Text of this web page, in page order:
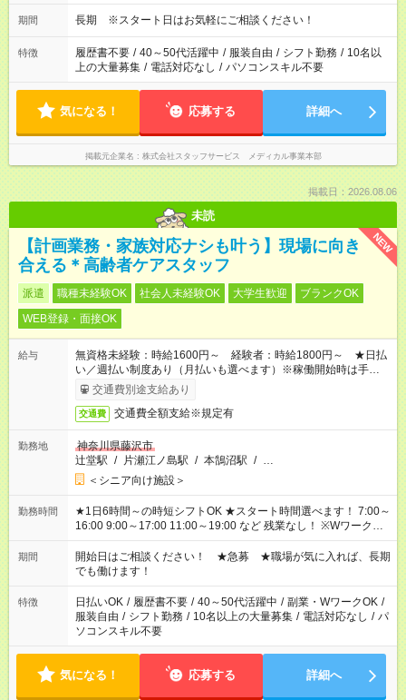
期間 長期 ※スタート日はお気軽にご相談ください！
特徴 履歴書不要 / 40～50代活躍中 / 服装自由 / シフト勤務 / 10名以
上の大量募集 / 電話対応なし / パソコンスキル不要
気になる！ 応募する 詳細へ
掲載元企業名 株式会社スタッフサービス メディカル事業本部
掲載日：2026.08.06
未読
NEW
【計画業務・家族対応ナシも叶う】現場に向き
合える＊高齢者ケアスタッフ
派遣 職種未経験OK 社会人未経験OK 大学生歓迎
ブランクOK
WEB登録・面接OK
給与
無資格未経験：時給1600円～ 経験者：時給1800円～ ★日払
い／週払い制度あり（月払いも選べます）※稼働開始時は手続き
完了次第のお支払いとなります。
交通費別途支給あり
交通費 交通費全額支給※規定有
勤務地
神奈川県藤沢市
辻堂駅 / 片瀬江ノ島駅 / 本鵠沼駅 / …
＜シニア向け施設＞
勤務時間
★1日6時間～の時短シフトOK ★スタート時間選べます！ 7:00～
16:00 9:00～17:00 11:00～19:00 など 残業なし！ ※Wワークの
場合、他のお仕事と合わせ週40時間超の就業はご案内できませ
ん ※法令に基づき、週20時間以上勤務は社会保険への加入対象
となります ※労働者派遣法（日雇い派遣の原則禁止）により、
短時間・短期間の就業はご案内が難しい場合があります
期間
開始日はご相談ください！ ★急募 ★職場が気に入れば、長期
でも働けます！
特徴 日払いOK / 履歴書不要 / 40～50代活躍中 / 副業・WワークOK /
服装自由 / シフト勤務 / 10名以上の大量募集 / 電話対応なし / パ
ソコンスキル不要
気になる！ 応募する 詳細へ